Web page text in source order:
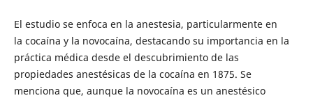
El estudio se enfoca en la anestesia, particularmente en
la cocaína y la novocaína, destacando su importancia en la
práctica médica desde el descubrimiento de las
propiedades anestésicas de la cocaína en 1875. Se
menciona que, aunque la novocaína es un anestésico